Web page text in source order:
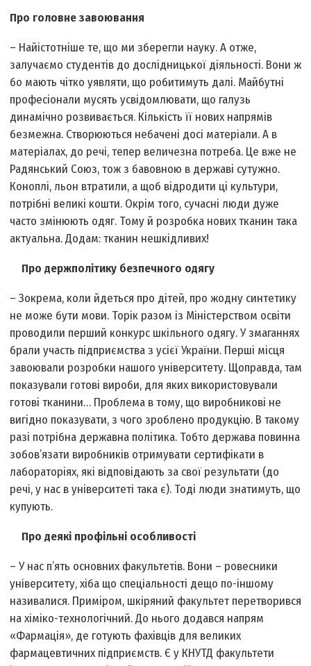
Про головне завоювання
– Найістотніше те, що ми зберегли науку. А отже,
залучаємо студентів до дослідницької діяльності. Вони ж
бо мають чітко уявляти, що робитимуть далі. Майбутні
професіонали мусять усвідомлювати, що галузь
динамічно розвивається. Кількість її нових напрямів
безмежна. Створюються небачені досі матеріали. А в
матеріалах, до речі, тепер величезна потреба. Це вже не
Радянський Союз, тож з бавовною в державі сутужно.
Коноплі, льон втратили, а щоб відродити ці культури,
потрібні великі кошти. Окрім того, сучасні люди дуже
часто змінюють одяг. Тому й розробка нових тканин така
актуальна. Додам: тканин нешкідливих!
Про держполітику безпечного одягу
– Зокрема, коли йдеться про дітей, про жодну синтетику
не може бути мови. Торік разом із Міністерством освіти
проводили перший конкурс шкільного одягу. У змаганнях
брали участь підприємства з усієї України. Перші місця
завоювали розробки нашого університету. Щоправда, там
показували готові вироби, для яких використовували
готові тканини… Проблема в тому, що виробникові не
вигідно показувати, з чого зроблено продукцію. В такому
разі потрібна державна політика. Тобто держава повинна
зобов’язати виробників отримувати сертифікати в
лабораторіях, які відповідають за свої результати (до
речі, у нас в університеті така є). Тоді люди знатимуть, що
купують.
Про деякі профільні особливості
– У нас п’ять основних факультетів. Вони – ровесники
університету, хіба що спеціальності дещо по-іншому
називалися. Приміром, шкіряний факультет перетворився
на хіміко-технологічний. До нього додався напрям
«Фармація», де готують фахівців для великих
фармацевтичних підприємств. Є у КНУТД факультети